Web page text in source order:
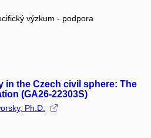
výzkum - podpora
in the Czech civil sphere: The
(GA26-22303S)
Ph.D.